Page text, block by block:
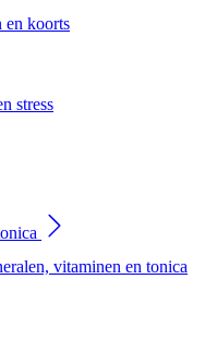
en koorts
stress
vitaminen en tonica